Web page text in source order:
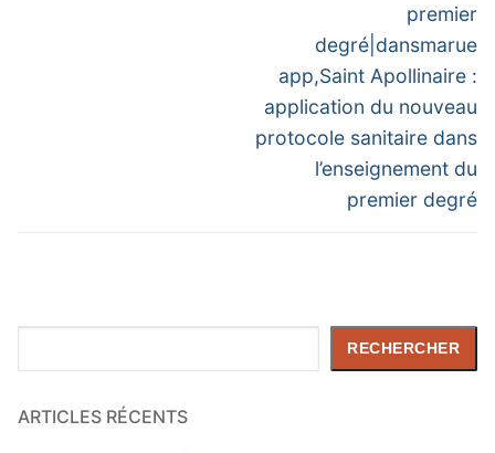
premier
degré|dansmarue
app,Saint Apollinaire :
application du nouveau
protocole sanitaire dans
l’enseignement du
premier degré
RECHERCHER
ARTICLES RÉCENTS